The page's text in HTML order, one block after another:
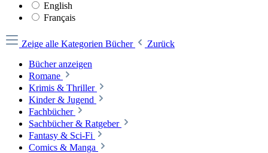
English
Français
Zeige alle Kategorien Bücher
Zurück
Bücher anzeigen
Romane
Krimis & Thriller
Kinder & Jugend
Fachbücher
Sachbücher & Ratgeber
Fantasy & Sci-Fi
Comics & Manga